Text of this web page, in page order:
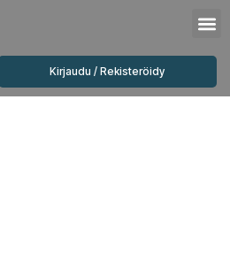
Kirjaudu / Rekisteröidy